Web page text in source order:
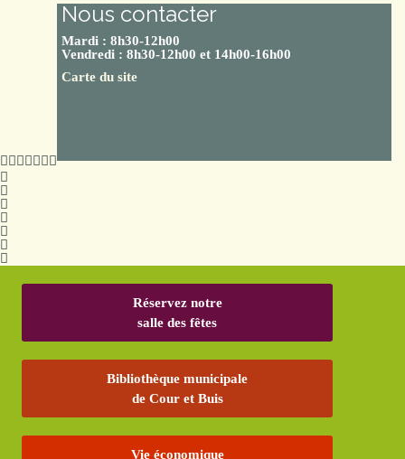
Nous contacter
Mardi : 8h30-12h00
Vendredi : 8h30-12h00 et 14h00-16h00
Carte du site
Réservez notre
salle des fêtes
Bibliothèque municipale
de Cour et Buis
Vie économique